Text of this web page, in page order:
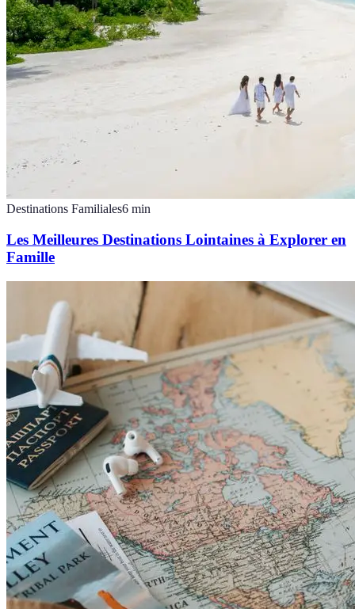
Destinations Familiales6 min
Les Meilleures Destinations Lointaines à Explorer en
Famille